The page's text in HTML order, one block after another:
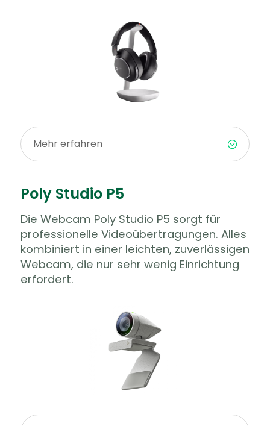
Mehr erfahren
Poly Studio P5
Die Webcam Poly Studio P5 sorgt für
professionelle Videoübertragungen. Alles
kombiniert in einer leichten, zuverlässigen
Webcam, die nur sehr wenig Einrichtung
erfordert.